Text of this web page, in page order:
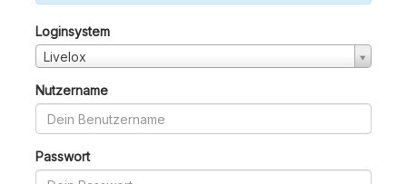
Loginsystem
Livelox
Nutzername
Passwort